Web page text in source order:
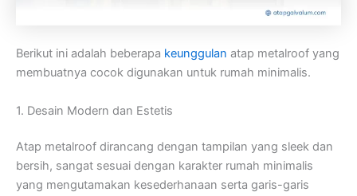
Berikut ini adalah beberapa keunggulan atap metalroof yang
membuatnya cocok digunakan untuk rumah minimalis.
1. Desain Modern dan Estetis
Atap metalroof dirancang dengan tampilan yang sleek dan
bersih, sangat sesuai dengan karakter rumah minimalis
yang mengutamakan kesederhanaan serta garis-garis